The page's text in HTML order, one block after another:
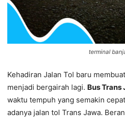
terminal
Kehadiran Jalan Tol baru
menjadi bergairah lagi. Bus Trans
waktu tempuh yang semakin
adanya jalan tol Trans Jawa.